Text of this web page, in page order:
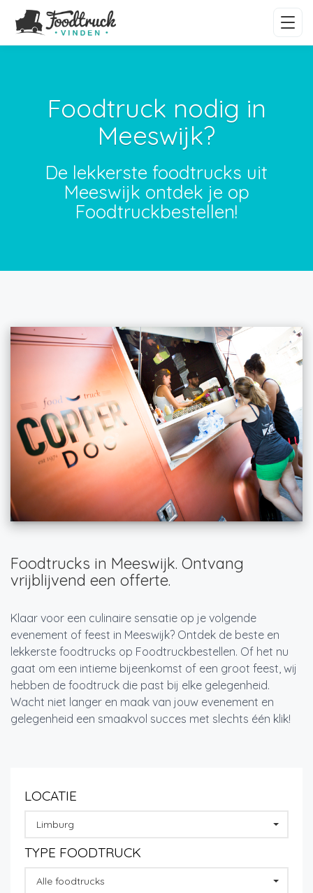
Foodtruck nodig in
Meeswijk?
De lekkerste foodtrucks uit
Meeswijk ontdek je op
Foodtruckbestellen!
Foodtrucks in Meeswijk. Ontvang
vrijblijvend een offerte.
Klaar voor een culinaire sensatie op je volgende
evenement of feest in Meeswijk? Ontdek de beste en
lekkerste foodtrucks op Foodtruckbestellen. Of het nu
gaat om een intieme bijeenkomst of een groot feest, wij
hebben de foodtruck die past bij elke gelegenheid.
Wacht niet langer en maak van jouw evenement en
gelegenheid een smaakvol succes met slechts één klik!
LOCATIE
Limburg
TYPE FOODTRUCK
Alle foodtrucks